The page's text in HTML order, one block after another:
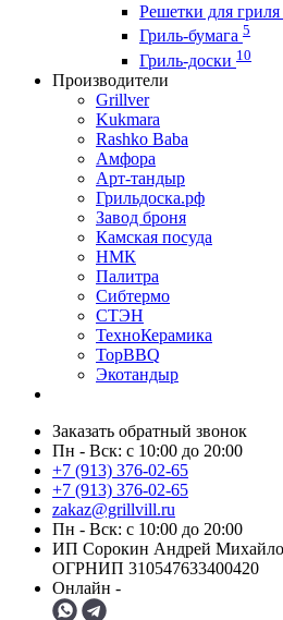
Решетки для гриля
Гриль-бумага 5
Гриль-доски 10
Производители
Grillver
Kukmara
Rashko Baba
Амфора
Арт-тандыр
Грильдоска.рф
Завод броня
Камская посуда
НМК
Палитра
Сибтермо
СТЭН
ТехноКерамика
ТорBBQ
Экотандыр
Заказать обратный звонок
Пн - Вск: с 10:00 до 20:00
+7 (913) 376-02-65
+7 (913) 376-02-65
zakaz@grillvill.ru
Пн - Вск: с 10:00 до 20:00
ИП Сорокин Андрей
ОГРНИП 310547633400420
Онлайн -